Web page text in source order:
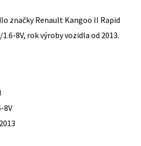
značky Renault Kangoo II Rapid
8V, rok výroby vozidla od 2013.
8V